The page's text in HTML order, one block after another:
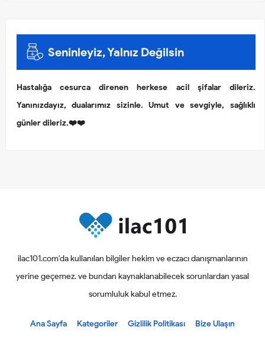
Seninleyiz, Yalnız Değilsin
Hastalığa cesurca direnen herkese acil şifalar dileriz.
Yanınızdayız, dualarımız sizinle. Umut ve sevgiyle, sağlıklı
günler dileriz.❤️❤️
ilac101.com'da kullanılan bilgiler hekim ve eczacı danışmanlarının
yerine geçemez. ve bundan kaynaklanabilecek sorunlardan yasal
sorumluluk kabul etmez.
Ana Sayfa Kategoriler Gizlilik Politikası Bize Ulaşın